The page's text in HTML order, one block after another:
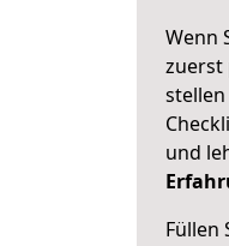
Wenn
zuerst
und
Füllen